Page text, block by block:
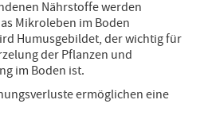
Nährstoffe werden
Mikroleben im Boden
Humusgebildet, der wichtig für
der Pflanzen und
im Boden ist.
ermöglichen eine